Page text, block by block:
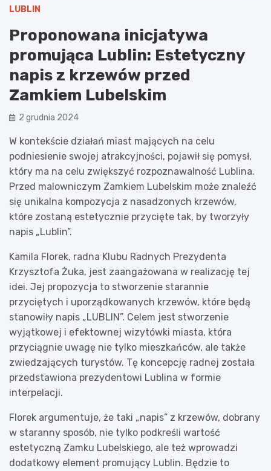
LUBLIN
Proponowana inicjatywa
promująca Lublin: Estetyczny
napis z krzewów przed
Zamkiem Lubelskim
2 grudnia 2024
W kontekście działań miast mających na celu
podniesienie swojej atrakcyjności, pojawił się pomysł,
który ma na celu zwiększyć rozpoznawalność Lublina.
Przed malowniczym Zamkiem Lubelskim może znaleźć
się unikalna kompozycja z nasadzonych krzewów,
które zostaną estetycznie przycięte tak, by tworzyły
napis „Lublin”.
Kamila Florek, radna Klubu Radnych Prezydenta
Krzysztofa Żuka, jest zaangażowana w realizację tej
idei. Jej propozycja to stworzenie starannie
przyciętych i uporządkowanych krzewów, które będą
stanowiły napis „LUBLIN”. Celem jest stworzenie
wyjątkowej i efektownej wizytówki miasta, która
przyciągnie uwagę nie tylko mieszkańców, ale także
zwiedzających turystów. Tę koncepcję radnej została
przedstawiona prezydentowi Lublina w formie
interpelacji.
Florek argumentuje, że taki „napis” z krzewów, dobrany
w staranny sposób, nie tylko podkreśli wartość
estetyczną Zamku Lubelskiego, ale też wprowadzi
dodatkowy element promujący Lublin. Będzie to